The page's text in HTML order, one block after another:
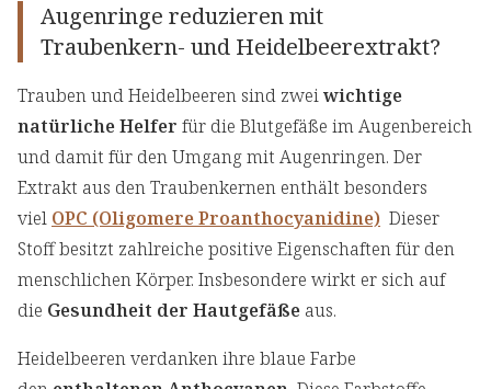
Augenringe reduzieren mit
Traubenkern- und Heidelbeerextrakt?
Trauben und Heidelbeeren sind zweiwichtige
natürliche Helfer für die Blutgefäße im Augenbereich
und damit für den Umgang mit Augenringen. Der
Extrakt aus den Traubenkernen enthält besonders
viel OPC (Oligomere Proanthocyanidine) Dieser
Stoff besitzt zahlreiche positive Eigenschaften für den
menschlichen Körper. Insbesondere wirkt er sich auf
die Gesundheit der Hautgefäße aus.
Heidelbeeren verdanken ihre blaue Farbe